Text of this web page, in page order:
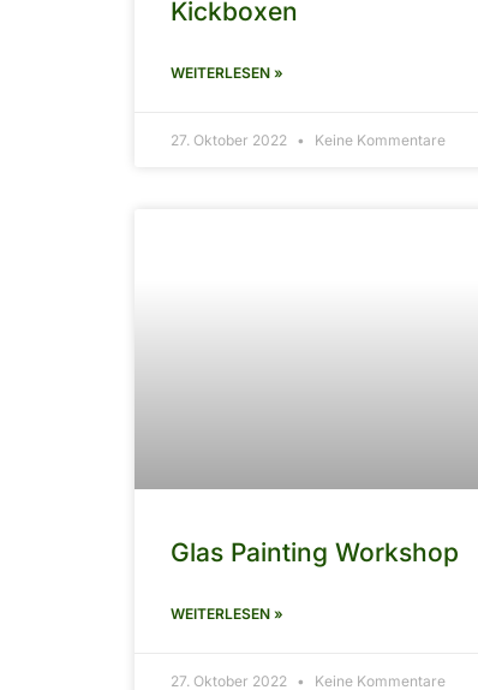
Kickboxen
WEITERLESEN »
27. Oktober 2022 Keine Kommentare
Glas Painting Workshop
WEITERLESEN »
27. Oktober 2022 Keine Kommentare